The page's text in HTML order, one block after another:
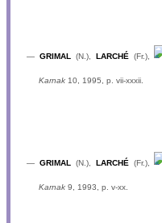
— GRIMAL (N.), LARCHÉ (Fr.),
Karnak 10, 1995, p. vii-xxxii.
— GRIMAL (N.), LARCHÉ (Fr.),
Karnak 9, 1993, p. v-xx.